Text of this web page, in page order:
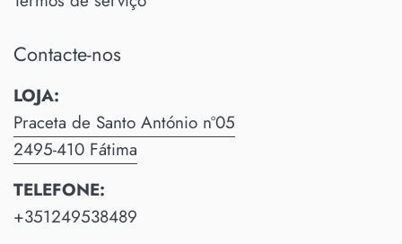
Contacte-nos
LOJA:
Praceta de Santo António nº05
2495-410 Fátima
TELEFONE:
+351249538489